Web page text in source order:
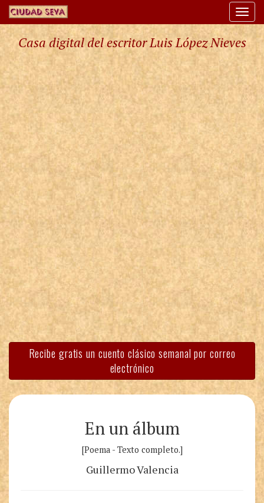
Casa digital del escritor Luis López Nieves
Recibe gratis un cuento clásico semanal por correo
electrónico
En un álbum
[Poema - Texto completo.]
Guillermo Valencia